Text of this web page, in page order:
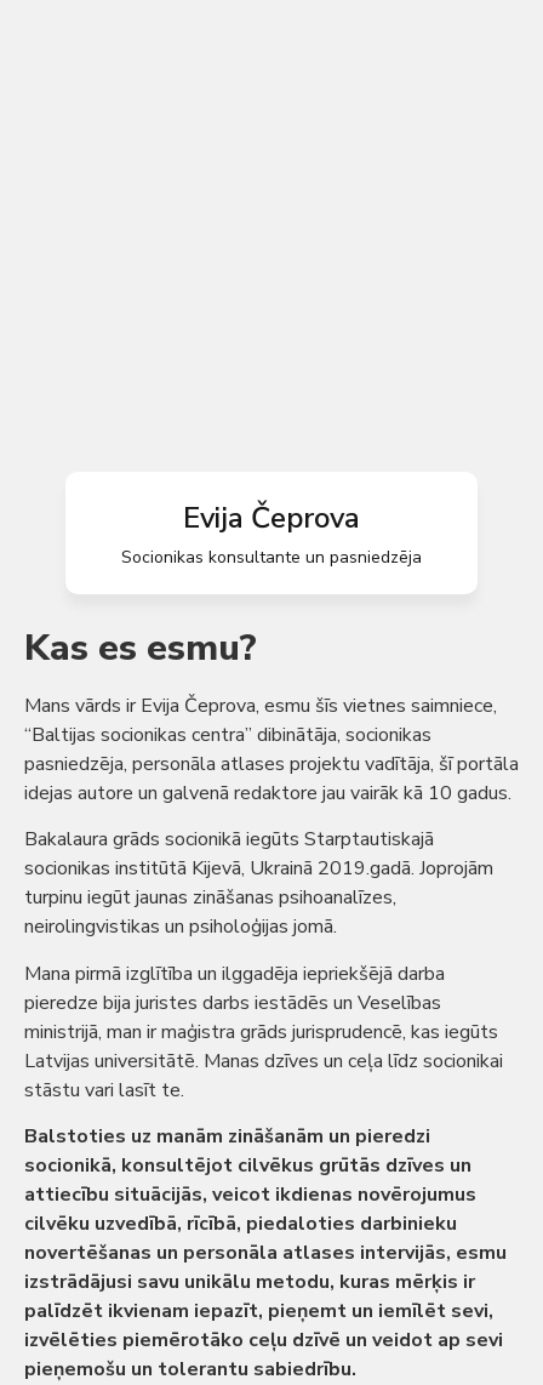
Evija Čeprova
Socionikas konsultante un pasniedzēja
Kas es esmu?
Mans vārds ir Evija Čeprova, esmu šīs vietnes saimniece,
“Baltijas socionikas centra” dibinātāja, socionikas
pasniedzēja, personāla atlases projektu vadītāja, šī portāla
idejas autore un galvenā redaktore jau vairāk kā 10 gadus.
Bakalaura grāds socionikā iegūts Starptautiskajā
socionikas institūtā Kijevā, Ukrainā 2019.gadā. Joprojām
turpinu iegūt jaunas zināšanas psihoanalīzes,
neirolingvistikas un psiholoģijas jomā.
Mana pirmā izglītība un ilggadēja iepriekšējā darba
pieredze bija juristes darbs iestādēs un Veselības
ministrijā, man ir maģistra grāds jurisprudencē, kas iegūts
Latvijas universitātē. Manas dzīves un ceļa līdz socionikai
stāstu vari lasīt te.
Balstoties uz manām zināšanām un pieredzi
socionikā, konsultējot cilvēkus grūtās dzīves un
attiecību situācijās, veicot ikdienas novērojumus
cilvēku uzvedībā, rīcībā, piedaloties darbinieku
novertēšanas un personāla atlases intervijās, esmu
izstrādājusi savu unikālu metodu, kuras mērķis ir
palīdzēt ikvienam iepazīt, pieņemt un iemīlēt sevi,
izvēlēties piemērotāko ceļu dzīvē un veidot ap sevi
pieņemošu un tolerantu sabiedrību.